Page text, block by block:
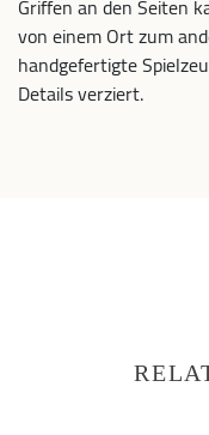
Griffen an den Seiten
von einem Ort zum
handgefertigte
Details verziert.